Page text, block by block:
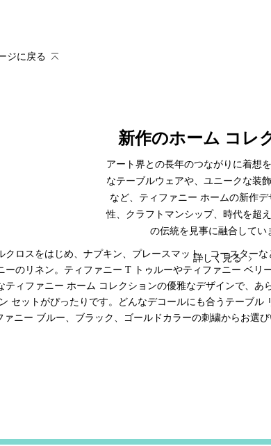
ジに戻る
新作のホーム コレ
アート界との長年のつながりに着想
なテーブルウェアや、ユニークな装
など、ティファニー ホームの新作
性、クラフトマンシップ、時代を超
の伝統を見事に融合してい
詳しく見る
ロスをはじめ、ナプキン、プレースマット、コースター
のリネン。ティファニー T トゥルーやティファニー ベリ
ィファニー ホーム コレクションの優雅なデザインで、あ
ットがぴったりです。どんなデコールにも合うテーブル
ニー ブルー、ブラック、ゴールドカラーの刺繍からお選び